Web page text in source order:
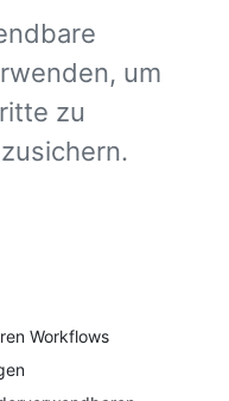
um
zu
Workflows